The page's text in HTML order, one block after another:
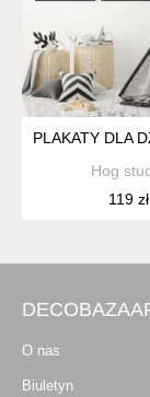
PLAKATY DLA
Hog
119 zł
O nas
Biuletyn